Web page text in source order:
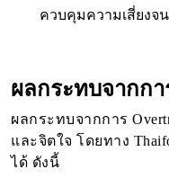
ควบคุมความเสี่ยงจน
ผลกระทบจากกา
ผลกระทบจากการ
และจิตใจ โดยทาง
ได้ ดังนี้